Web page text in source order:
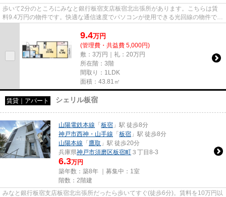
歩いて2分のところにみなと銀行板宿支店板宿北出張所があります。こちらは賃
料9.4万円の物件です。快適な通信速度でパソコンが使用できる光回線の物件で
9.4万円
(管理費・共益費 5,000円)
敷：3万円｜礼：20万円
所在階：3階
間取り：1LDK
面積：43.81㎡
賃貸｜アパート シェリル板宿
山陽電鉄本線 「 板宿 」駅 徒歩8分
神戸市西神・山手線 「 板宿 」駅 徒歩8分
山陽本線 「 鷹取 」駅 徒歩20分
兵庫県神戸市須磨区板宿町 ３丁目8-3
6.3万円
築年数：築8年 ｜募集中： 1室
階数：2階建
みなと銀行板宿支店板宿北出張所だったら歩いてすぐ(徒歩6分)。賃料を10万円以